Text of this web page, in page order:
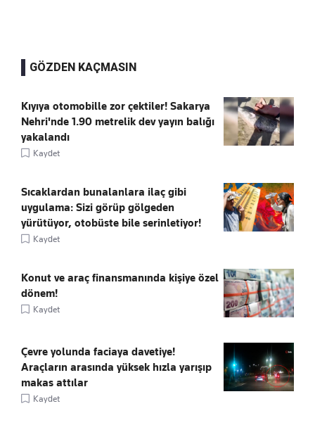
GÖZDEN KAÇMASIN
Kıyıya otomobille zor çektiler! Sakarya
Nehri'nde 1.90 metrelik dev yayın balığı
yakalandı
Kaydet
Sıcaklardan bunalanlara ilaç gibi
uygulama: Sizi görüp gölgeden
yürütüyor, otobüste bile serinletiyor!
Kaydet
Konut ve araç finansmanında kişiye özel
dönem!
Kaydet
Çevre yolunda faciaya davetiye!
Araçların arasında yüksek hızla yarışıp
makas attılar
Kaydet